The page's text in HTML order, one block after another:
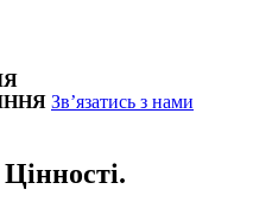
Зв’язатись з нами